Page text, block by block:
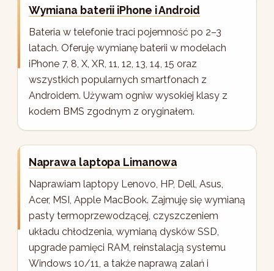
Wymiana baterii iPhone i Android
Bateria w telefonie traci pojemność po 2–3
latach. Oferuję wymianę baterii w modelach
iPhone 7, 8, X, XR, 11, 12, 13, 14, 15 oraz
wszystkich popularnych smartfonach z
Androidem. Używam ogniw wysokiej klasy z
kodem BMS zgodnym z oryginałem.
Naprawa laptopa Limanowa
Naprawiam laptopy Lenovo, HP, Dell, Asus,
Acer, MSI, Apple MacBook. Zajmuję się wymianą
pasty termoprzewodzącej, czyszczeniem
układu chłodzenia, wymianą dysków SSD,
upgrade pamięci RAM, reinstalacją systemu
Windows 10/11, a także naprawą zalań i